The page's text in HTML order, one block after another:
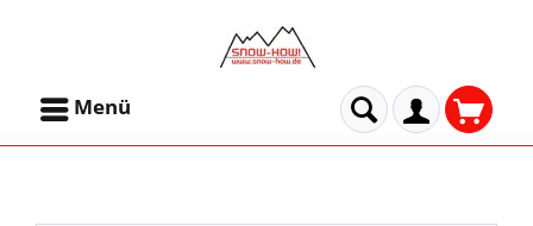
Menü